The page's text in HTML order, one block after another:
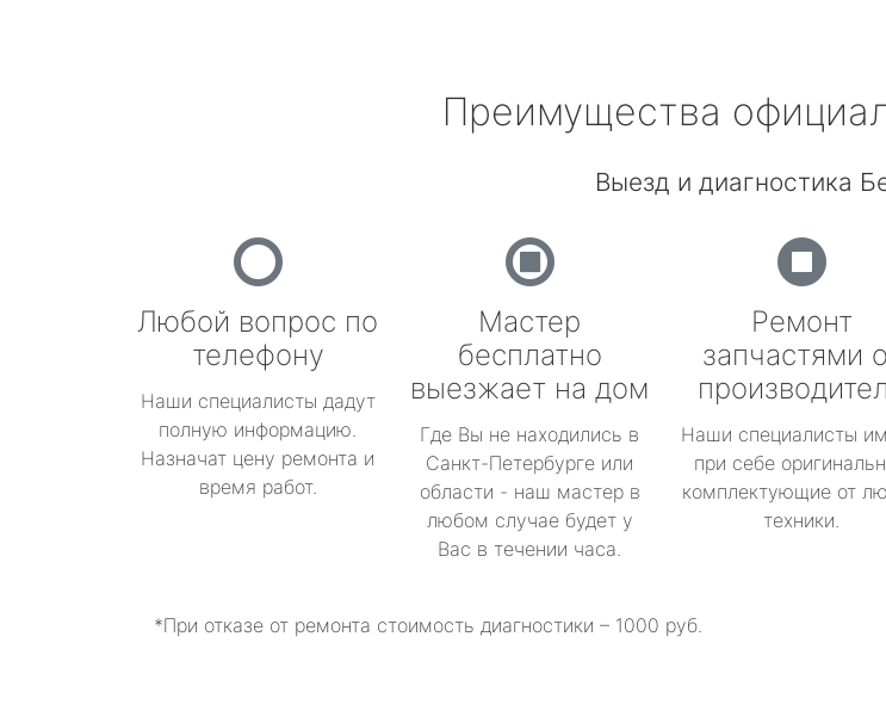
Преимущества
Выезд и диагностика
Любой вопрос по
телефону
Наши специалисты дадут
полную информацию.
Назначат цену ремонта и
время работ.
Мастер
бесплатно
выезжает на дом
Где Вы не находились в
Санкт-Петербурге или
области - наш мастер в
любом случае будет у
Вас в течении часа.
Ремонт
запчастями
Наши специалисты
при себе
комплектующие от
техники.
*При отказе от ремонта стоимость диагностики – 1000 руб.